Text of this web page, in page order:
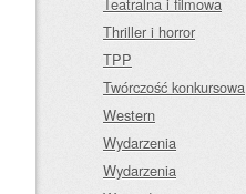
Thriller i horror
TPP
Twórczość konkursowa
Western
Wydarzenia
Wydarzenia